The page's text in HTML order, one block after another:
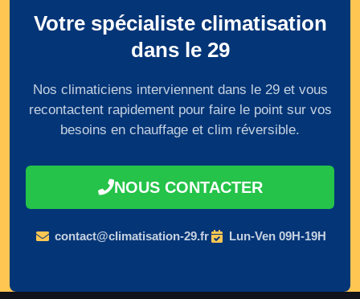
Votre spécialiste climatisation
dans le 29
Nos climaticiens interviennent dans le 29 et vous
recontactent rapidement pour faire le point sur vos
besoins en chauffage et clim réversible.
NOUS CONTACTER
contact@climatisation-29.fr Lun-Ven 09H-19H